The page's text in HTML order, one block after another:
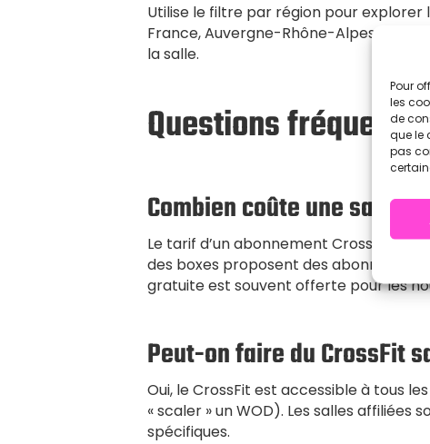
Pour
les
de
que le
pas
Utilise le filtre par région pour explorer
France, Auvergne-Rhône-Alpes,
la salle.
Questions
Combien coûte une salle
Le tarif d’un abonnement CrossFit en
des boxes proposent des
gratuite est souvent offerte pour les
Peut-on faire du CrossFit
Oui, le CrossFit est accessible à tous
« scaler » un WOD). Les salles
spécifiques.